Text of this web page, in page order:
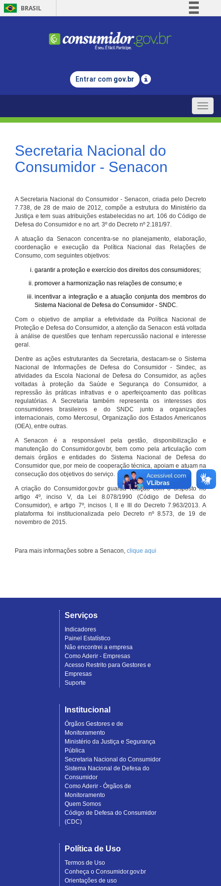
BRASIL
Comunica BR
Legislação
Entrar com gov.br
Toggle
Secretaria Nacional do
Consumidor - Senacon
A Secretaria Nacional do Consumidor - Senacon, criada pelo Decreto
7.738, de 28 de maio de 2012, compõe a estrutura do Ministério da
Justiça e tem suas atribuições estabelecidas no art. 106 do Código de
Defesa do Consumidor e no art. 3º do Decreto nº 2.181/97.
A atuação da Senacon concentra-se no planejamento, elaboração,
coordenação e execução da Política Nacional das Relações de
Consumo, com seguintes objetivos:
garantir a proteção e exercício dos direitos dos consumidores;
promover a harmonização nas relações de consumo; e
incentivar a integração e a atuação conjunta dos membros do
Sistema Nacional de Defesa do Consumidor - SNDC.
Com o objetivo de ampliar a efetividade da Política Nacional de
Proteção e Defesa do Consumidor, a atenção da Senacon está voltada
à análise de questões que tenham repercussão nacional e interesse
geral.
Dentre as ações estruturantes da Secretaria, destacam-se o Sistema
Nacional de Informações de Defesa do Consumidor - Sindec, as
atividades da Escola Nacional de Defesa do Consumidor, as ações
voltadas à proteção da Saúde e Segurança do Consumidor, a
repressão às práticas infrativas e o aperfeiçoamento das políticas
regulatórias. A Secretaria também representa os interesses dos
consumidores brasileiros e do SNDC junto a organizações
internacionais, como Mercosul, Organização dos Estados Americanos
(OEA), entre outras.
A Senacon é a responsável pela gestão, disponibilização e
manutenção do Consumidor.gov.br, bem como pela articulação com
demais órgãos e entidades do Sistema Nacional de Defesa do
Consumidor que, por meio de cooperação técnica, apoiam e atuam na
consecução dos objetivos do serviço.
A criação do Consumidor.gov.br guarda relação com o disposto no
artigo 4º, inciso V, da Lei 8.078/1990 (Código de Defesa do
Consumidor), e artigo 7º, incisos I, II e III do Decreto 7.963/2013. A
plataforma foi institucionalizada pelo Decreto nº 8.573, de 19 de
novembro de 2015.
Para mais informações sobre a Senacon, clique aqui
Serviços
Indicadores
Painel Estatístico
Não encontrei a empresa
Como Aderir - Empresas
Acesso Restrito para Gestores e
Empresas
Suporte
Institucional
Órgãos Gestores e de
Monitoramento
Ministério da Justiça e Segurança
Pública
Secretaria Nacional do Consumidor
Sistema Nacional de Defesa do
Consumidor
Como Aderir - Órgãos de
Monitoramento
Quem Somos
Código de Defesa do Consumidor
(CDC)
Política de Uso
Termos de Uso
Conheça o Consumidor.gov.br
Orientações de uso